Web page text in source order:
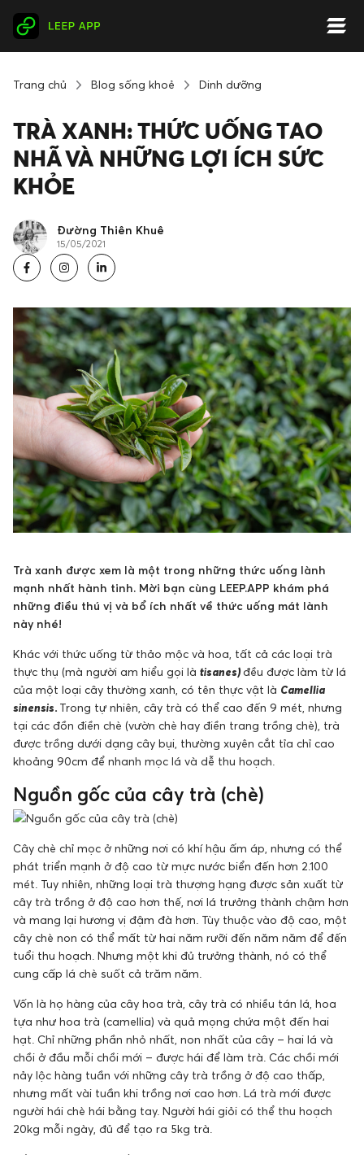
Trang chủ Blog sống khoẻ Dinh dưỡng
TRÀ XANH: THỨC UỐNG TAO
NHÃ VÀ NHỮNG LỢI ÍCH SỨC
KHỎE
Đường Thiên Khuê
15/05/2021
Trà xanh được xem là một trong những thức uống lành
mạnh nhất hành tinh. Mời bạn cùng LEEP.APP khám phá
những điều thú vị và bổ ích nhất về thức uống mát lành
này nhé!
Khác với thức uống từ thảo mộc và hoa, tất cả các loại trà
thực thụ (mà người am hiểu gọi là tisanes)đều được làm từ lá
của một loại cây thường xanh, có tên thực vật là Camellia
sinensis. Trong tự nhiên, cây trà có thể cao đến 9 mét, nhưng
tại các đồn điền chè (vườn chè hay điền trang trồng chè), trà
được trồng dưới dạng cây bụi, thường xuyên cắt tỉa chỉ cao
khoảng 90cm để nhanh mọc lá và dễ thu hoạch.
Nguồn gốc của cây trà (chè)
Cây chè chỉ mọc ở những nơi có khí hậu ấm áp, nhưng có thể
phát triển mạnh ở độ cao từ mực nước biển đến hơn 2.100
mét. Tuy nhiên, những loại trà thượng hạng được sản xuất từ
cây trà trồng ở độ cao hơn thế, nơi lá trưởng thành chậm hơn
và mang lại hương vị đậm đà hơn. Tùy thuộc vào độ cao, một
cây chè non có thể mất từ hai năm rưỡi đến năm năm để đến
tuổi thu hoạch. Nhưng một khi đủ trưởng thành, nó có thể
cung cấp lá chè suốt cả trăm năm.
Vốn là họ hàng của cây hoa trà, cây trà có nhiều tán lá, hoa
tựa như hoa trà (camellia) và quả mọng chứa một đến hai
hạt. Chỉ những phần nhỏ nhất, non nhất của cây – hai lá và
chồi ở đầu mỗi chồi mới – được hái để làm trà. Các chồi mới
nảy lộc hàng tuần với những cây trà trồng ở độ cao thấp,
nhưng mất vài tuần khi trồng nơi cao hơn. Lá trà mới được
người hái chè hái bằng tay. Người hái giỏi có thể thu hoạch
20kg mỗi ngày, đủ để tạo ra 5kg trà.